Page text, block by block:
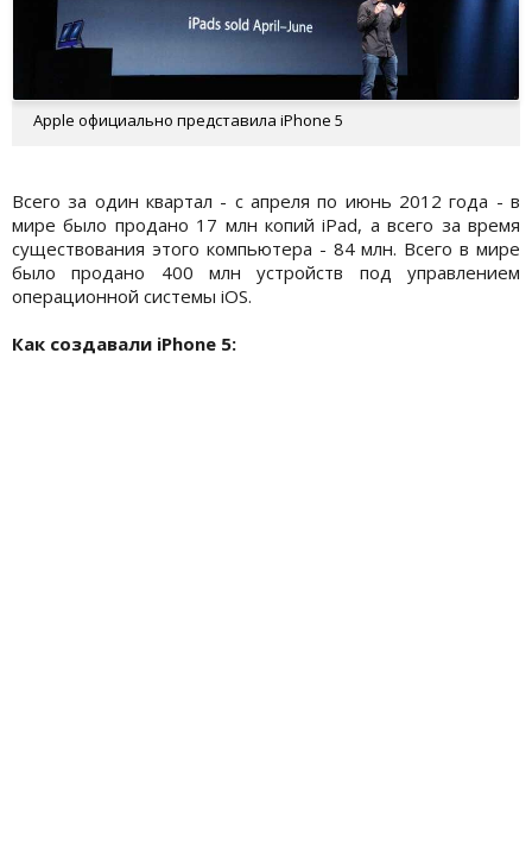
Apple официально представила iPhone 5
Всего за один квартал - с апреля по июнь 2012 года - в
мире было продано 17 млн копий iPad, а всего за время
существования этого компьютера - 84 млн. Всего в мире
было продано 400 млн устройств под управлением
операционной системы iOS.
Как создавали iPhone 5: